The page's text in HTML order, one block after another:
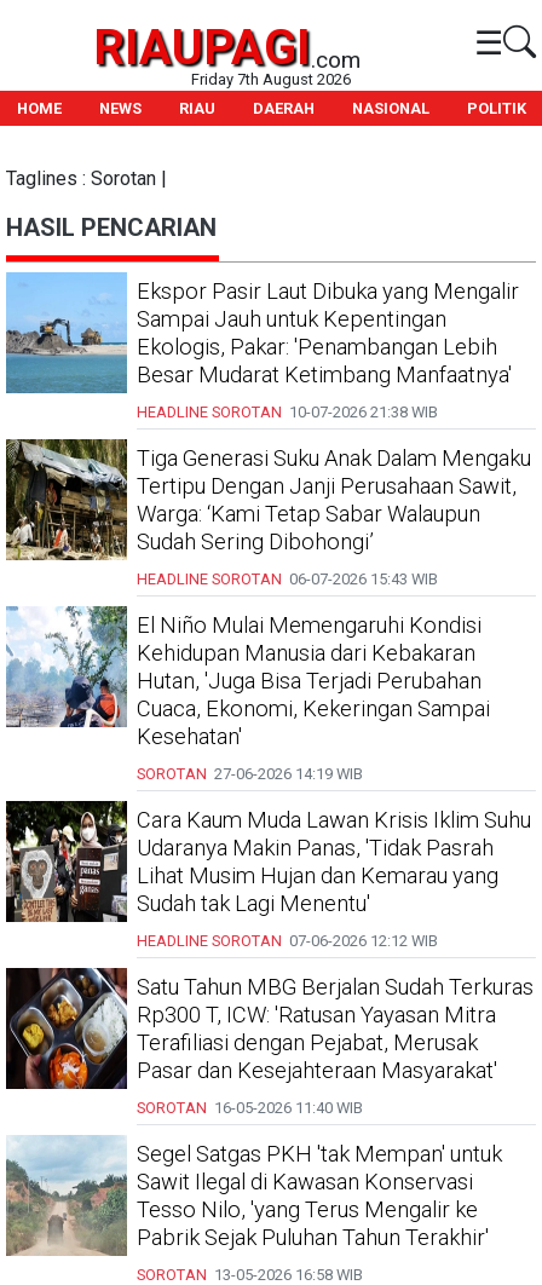
RIAUPAGI.com ☰
Friday 7th August 2026
HOME
NEWS RIAU DAERAH NASIONAL POLITIK
Taglines : Sorotan |
HASIL PENCARIAN
Ekspor Pasir Laut Dibuka yang Mengalir
Sampai Jauh untuk Kepentingan
Ekologis, Pakar: 'Penambangan Lebih
Besar Mudarat Ketimbang Manfaatnya'
HEADLINE SOROTAN 10-07-2026 21:38 WIB
Tiga Generasi Suku Anak Dalam Mengaku
Tertipu Dengan Janji Perusahaan Sawit,
Warga: ‘Kami Tetap Sabar Walaupun
Sudah Sering Dibohongi’
HEADLINE SOROTAN 06-07-2026 15:43 WIB
El Niño Mulai Memengaruhi Kondisi
Kehidupan Manusia dari Kebakaran
Hutan, 'Juga Bisa Terjadi Perubahan
Cuaca, Ekonomi, Kekeringan Sampai
Kesehatan'
SOROTAN 27-06-2026 14:19 WIB
Cara Kaum Muda Lawan Krisis Iklim Suhu
Udaranya Makin Panas, 'Tidak Pasrah
Lihat Musim Hujan dan Kemarau yang
Sudah tak Lagi Menentu'
HEADLINE SOROTAN 07-06-2026 12:12 WIB
Satu Tahun MBG Berjalan Sudah Terkuras
Rp300 T, ICW: 'Ratusan Yayasan Mitra
Terafiliasi dengan Pejabat, Merusak
Pasar dan Kesejahteraan Masyarakat'
SOROTAN 16-05-2026 11:40 WIB
Segel Satgas PKH 'tak Mempan' untuk
Sawit Ilegal di Kawasan Konservasi
Tesso Nilo, 'yang Terus Mengalir ke
Pabrik Sejak Puluhan Tahun Terakhir'
SOROTAN 13-05-2026 16:58 WIB